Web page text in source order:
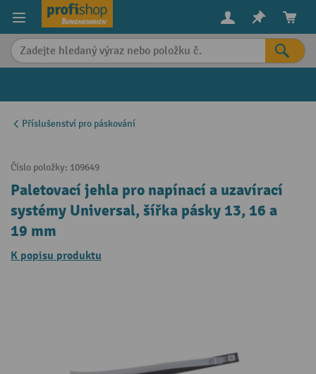
content
Příslušenství pro páskování
Číslo položky: 109649
Paletovací jehla pro napínací a uzavírací
systémy Universal, šířka pásky 13, 16 a
19 mm
K popisu produktu